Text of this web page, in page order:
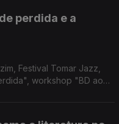
perdida e a
Festival Tomar Jazz,
workshop "BD ao